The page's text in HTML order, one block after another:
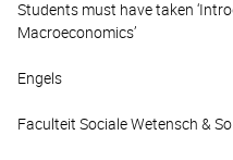
Students must have taken
Macroeconomics’
Engels
Faculteit Sociale Wetensch &